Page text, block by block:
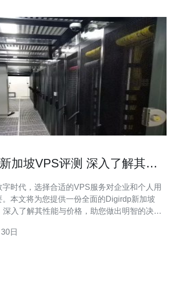
加坡VPS评测 深入了解其性
字时代，选择合适的VPS服务对企业和个人用
。本文将为您提供一份全面的Digirdp新加坡
深入了解其性能与价格，助您做出明智的决
硬件和技术，提供高效的计算能力和稳定的
日